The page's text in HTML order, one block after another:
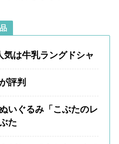
気は牛乳ラングドシャ
評判
いぐるみ「こぶたのレ
た